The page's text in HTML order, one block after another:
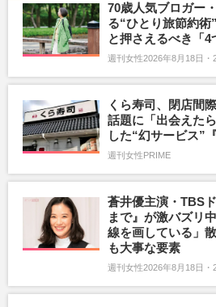
70歳人気ブロガー
る“ひとり旅節約
と押さえるべき「4
週刊女性2026年8月18日・
くら寿司、閉店間
話題に「出会えた
した“幻サービス”
週刊女性PRIME
蒼井優主演・TBS
まで』が激バズリ
線を画している」
も大事な要素
週刊女性2026年8月18日・